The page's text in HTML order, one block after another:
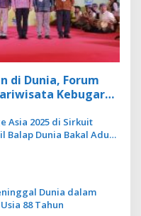
di Dunia, Forum
Kebugaran
Asia 2025 di Sirkuit
Balap Dunia Bakal Adu
Dunia dalam
88 Tahun